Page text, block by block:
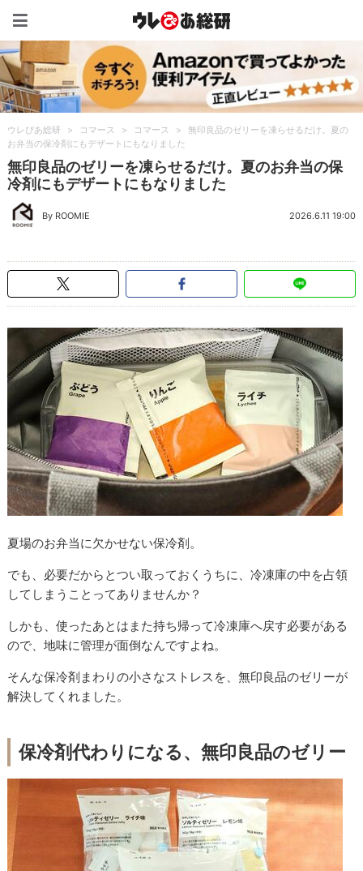
ウレぴあ総研 > コマース > コマース >
無印良品のゼリーを凍らせるだけ。夏の
お弁当の保冷剤にもデザートにもなりました
無印良品のゼリーを凍らせるだけ。夏のお弁当の保
冷剤にもデザートにもなりました
By ROOMIE 2026.6.11 19:00
夏場のお弁当に欠かせない保冷剤。
でも、必要だからとつい取っておくうちに、冷凍庫の中を占領
してしまうことってありませんか？
しかも、使ったあとはまた持ち帰って冷凍庫へ戻す必要がある
ので、地味に管理が面倒なんですよね。
そんな保冷剤まわりの小さなストレスを、無印良品のゼリーが
解決してくれました。
保冷剤代わりになる、無印良品のゼリー